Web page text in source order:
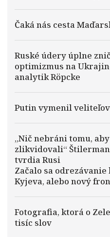
Čaká nás cesta
Ruské údery úplne
optimizmus na
analytik Röpcke
Putin vymenil veliteľov
„Nič nebráni tomu,
zlikvidovali“
tvrdia Rusi
Začalo sa
Kyjeva, alebo nový
Fotografia, ktorá o
tisíc slov